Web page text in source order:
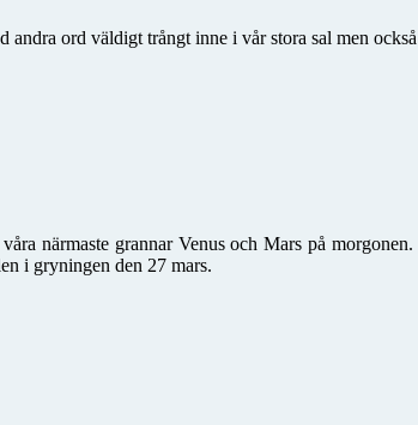
ord väldigt trångt inne i vår stora sal men
närmaste grannar Venus och Mars på
i gryningen den 27 mars.